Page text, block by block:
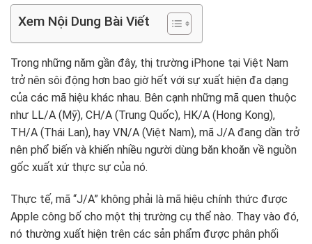
Xem Nội Dung Bài Viết
Trong những năm gần đây, thị trường iPhone tại Việt Nam
trở nên sôi động hơn bao giờ hết với sự xuất hiện đa dạng
của các mã hiệu khác nhau. Bên cạnh những mã quen thuộc
như LL/A (Mỹ), CH/A (Trung Quốc), HK/A (Hong Kong),
TH/A (Thái Lan), hay VN/A (Việt Nam), mã J/A đang dần trở
nên phổ biến và khiến nhiều người dùng băn khoăn về nguồn
gốc xuất xứ thực sự của nó.
Thực tế, mã “J/A” không phải là mã hiệu chính thức được
Apple công bố cho một thị trường cụ thể nào. Thay vào đó,
nó thường xuất hiện trên các sản phẩm được phân phối